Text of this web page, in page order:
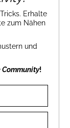
Erhalte
zum Nähen
und
!